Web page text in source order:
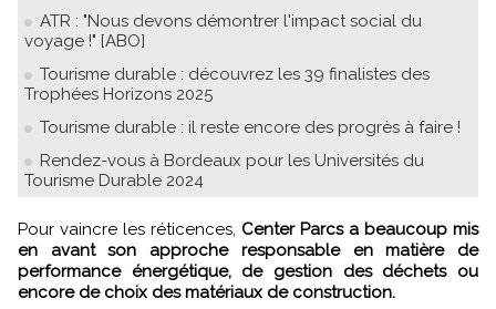
ATR : "Nous devons démontrer l'impact social du
voyage !" [ABO]
Tourisme durable : découvrez les 39 finalistes des
Trophées Horizons 2025
Tourisme durable : il reste encore des progrès à faire !
Rendez-vous à Bordeaux pour les Universités du
Tourisme Durable 2024
Pour vaincre les réticences, Center Parcs a beaucoup mis
en avant son approche responsable en matière de
performance énergétique, de gestion des déchets ou
encore de choix des matériaux de construction.